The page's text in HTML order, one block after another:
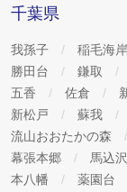
千葉県
我孫子 稲毛海岸
勝田台
鎌取
五香
佐倉
新松戸
蘇我
流山おおたかの森
幕張本郷
馬込沢
本八幡
薬園台